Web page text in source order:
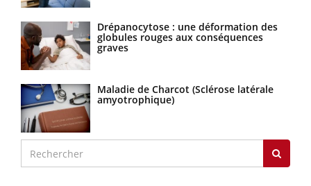
Drépanocytose : une déformation des
globules rouges aux conséquences
graves
Maladie de Charcot (Sclérose latérale
amyotrophique)